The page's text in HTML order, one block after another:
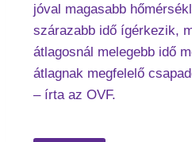
jóval magasabb
szárazabb idő ígérkezik,
átlagosnál melegebb idő
átlagnak megfelelő
– írta az OVF.